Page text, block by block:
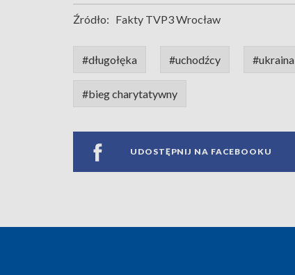
Źródło: Fakty TVP3 Wrocław
#długołęka #uchodźcy #ukraina
#bieg charytatywny
UDOSTĘPNIJ NA FACEBOOKU